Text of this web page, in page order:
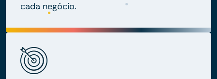
cada negócio.